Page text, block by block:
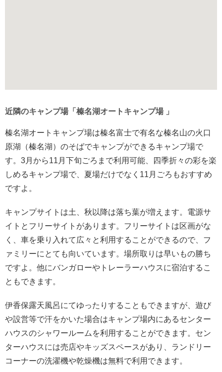
近隣のキャンプ場「榛名湖オートキャンプ場 」
榛名湖オートキャンプ場は榛名富士で有名な榛名山の火口
原湖（榛名湖）のそばでキャンプができるキャンプ場で
す。3月から11月下旬ごろまで利用可能、四季折々の彩を楽
しめるキャンプ場で、夏場だけでなく11月ごろもおすすめ
ですよ。
キャンプサイトは土、秋以降は落ち葉が増えます。電源サ
イトとフリーサイトがあります。フリーサイトは区画がな
く、車を乗り入れて広々と利用することができるので、フ
ァミリーにとても向いています。場所取りは早いもの勝ち
ですよ。他にバンガローやトレーラーハウスに宿泊するこ
ともできます。
伊香保露天風呂にてゆったりすることもできますが、遊び
や設営等で汗をかいた場合はキャンプ場内にあるセンター
ハウスのシャワールームを利用することができます。セン
ターハウスには売店やキッズスペースがあり、ランドリー
コーナーの洗濯機や乾燥機は無料で利用できます。